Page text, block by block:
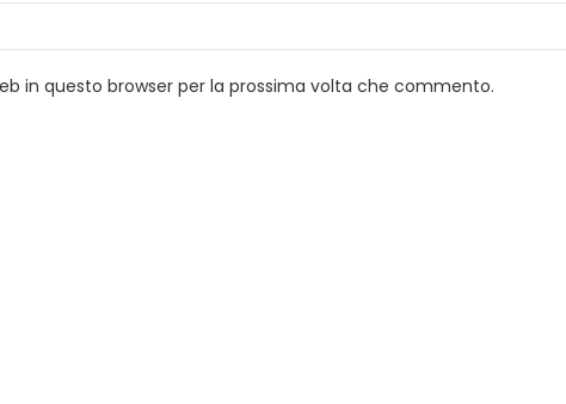
in questo browser per la prossima volta che commento.